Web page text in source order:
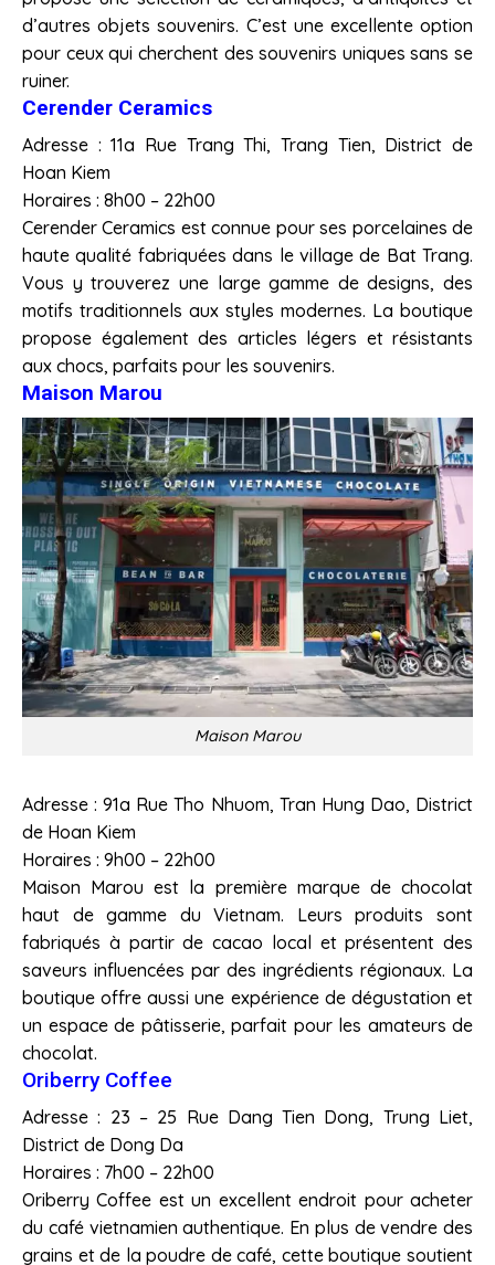
d’autres objets souvenirs. C’est une excellente option
pour ceux qui cherchent des souvenirs uniques sans se
ruiner.
Cerender Ceramics
Adresse : 11a Rue Trang Thi, Trang Tien, District de
Hoan Kiem
Horaires : 8h00 – 22h00
Cerender Ceramics est connue pour ses porcelaines de
haute qualité fabriquées dans le village de Bat Trang.
Vous y trouverez une large gamme de designs, des
motifs traditionnels aux styles modernes. La boutique
propose également des articles légers et résistants
aux chocs, parfaits pour les souvenirs.
Maison Marou
Maison Marou
Adresse : 91a Rue Tho Nhuom, Tran Hung Dao, District
de Hoan Kiem
Horaires : 9h00 – 22h00
Maison Marou est la première marque de chocolat
haut de gamme du Vietnam. Leurs produits sont
fabriqués à partir de cacao local et présentent des
saveurs influencées par des ingrédients régionaux. La
boutique offre aussi une expérience de dégustation et
un espace de pâtisserie, parfait pour les amateurs de
chocolat.
Oriberry Coffee
Adresse : 23 – 25 Rue Dang Tien Dong, Trung Liet,
District de Dong Da
Horaires : 7h00 – 22h00
Oriberry Coffee est un excellent endroit pour acheter
du café vietnamien authentique. En plus de vendre des
grains et de la poudre de café, cette boutique soutient